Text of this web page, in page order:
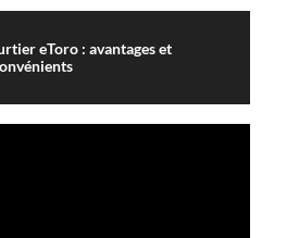
eToro : avantages et